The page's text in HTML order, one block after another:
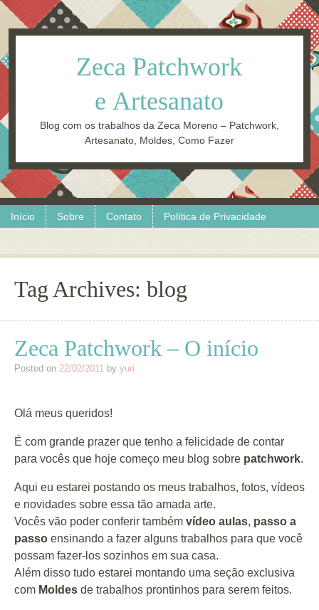
Zeca Patchwork
e Artesanato
Blog com os trabalhos da Zeca Moreno – Patchwork,
Artesanato, Moldes, Como Fazer
Menu
Skip to content
Início Sobre Contato Política de Privacidade
Tag Archives: blog
Zeca Patchwork – O início
Posted on 22/02/2011 by yuri
Olá meus queridos!
É com grande prazer que tenho a felicidade de contar
para vocês que hoje começo meu blog sobre patchwork.
Aqui eu estarei postando os meus trabalhos, fotos, vídeos
e novidades sobre essa tão amada arte.
Vocês vão poder conferir também vídeo aulas, passo a
passo ensinando a fazer alguns trabalhos para que você
possam fazer-los sozinhos em sua casa.
Além disso tudo estarei montando uma seção exclusiva
com Moldes de trabalhos prontinhos para serem feitos.